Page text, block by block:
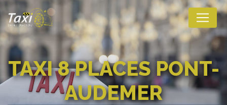
TAXI 8 PLACES PONT-
AUDEMER
Panneau de gestion des cookies